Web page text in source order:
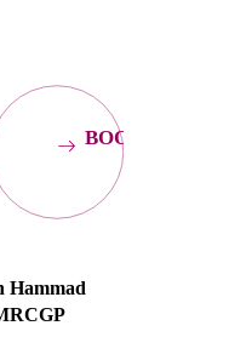
BOOKNOW
Hammad